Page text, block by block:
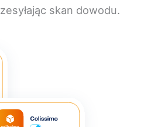
skan dowodu.